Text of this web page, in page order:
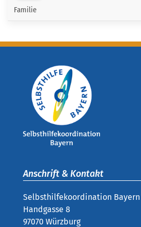
Familie
Anschrift & Kontakt
Selbsthilfekoordination Bayern
Handgasse 8
97070 Würzburg